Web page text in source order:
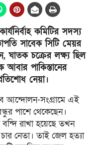
কমিটির সদস্য
সাবেক সিটি মেয়র
ঘাতক চক্রের লক্ষ্য ছিল
আবার পাকিস্তানের
নেয়া।
আন্দোলন-সংগ্রামে এই
পাশে থেকেছেন।
বন্দি রাখা হয়েছে তখন
নেতা। তাই জেল হত্যা